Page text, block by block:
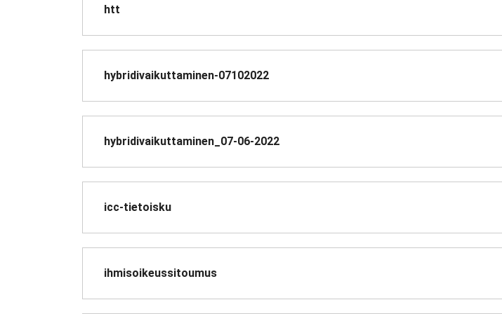
htt
hybridivaikuttaminen-07102022
hybridivaikuttaminen_07-06-2022
icc-tietoisku
ihmisoikeussitoumus